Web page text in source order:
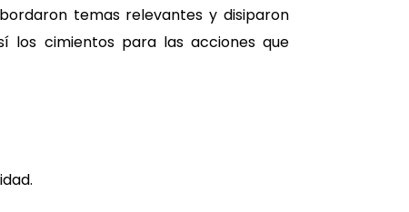
temas relevantes y disiparon
los cimientos para las acciones que